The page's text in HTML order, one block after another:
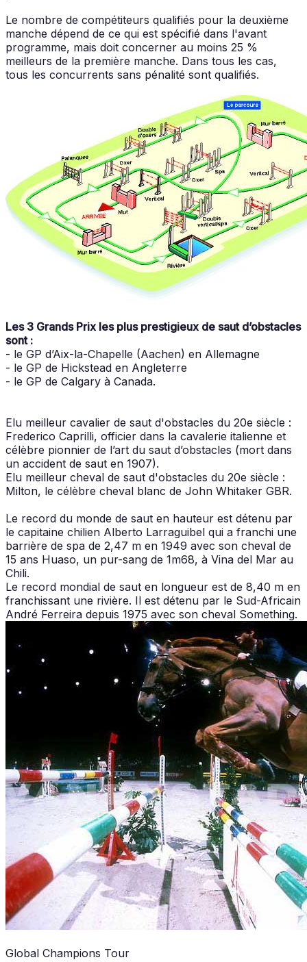
Le nombre de compétiteurs qualifiés pour la deuxième
manche dépend de ce qui est spécifié dans l'avant
programme, mais doit concerner au moins 25 %
meilleurs de la première manche. Dans tous les cas,
tous les concurrents sans pénalité sont qualifiés.
Les 3 Grands Prix les plus prestigieux de saut d’obstacles
sont :
- le GP d’Aix-la-Chapelle (Aachen) en Allemagne
- le GP de Hickstead en Angleterre
- le GP de Calgary à Canada.
Elu meilleur cavalier de saut d'obstacles du 20e siècle :
Frederico Caprilli, officier dans la cavalerie italienne et
célèbre pionnier de l’art du saut d’obstacles (mort dans
un accident de saut en 1907).
Elu meilleur cheval de saut d'obstacles du 20e siècle :
Milton, le célèbre cheval blanc de John Whitaker GBR.
Le record du monde de saut en hauteur est détenu par
le capitaine chilien Alberto Larraguibel qui a franchi une
barrière de spa de 2,47 m en 1949 avec son cheval de
15 ans Huaso, un pur-sang de 1m68, à Vina del Mar au
Chili.
Le record mondial de saut en longueur est de 8,40 m en
franchissant une rivière. Il est détenu par le Sud-Africain
André Ferreira depuis 1975 avec son cheval Something.
Global Champions Tour